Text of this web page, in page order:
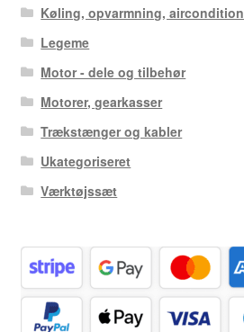
Køling, opvarmning, aircondition
Legeme
Motor - dele og tilbehør
Motorer, gearkasser
Trækstænger og kabler
Ukategoriseret
Værktøjssæt